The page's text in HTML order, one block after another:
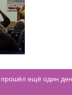
в пришкольном лагере